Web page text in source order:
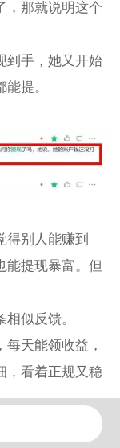
那就说明这个
手，她又开始
提。
别人能赚到
能提现暴富。但
似反馈。
天能领收益，
，看着正规又稳
现，各种问题